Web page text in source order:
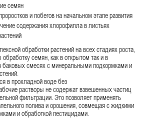
семян
и побегов на начальном этапе развития
содержания хлорофилла в листьях
обработки растений на всех стадиях роста,
семян, как в открытом так и в
баковых смесях с минеральными подкормками и
в прохладной воде без
растворы не содержат взвешенных частиц
фильтрации. Это позволяет применять
полива и орошения, совмещая с жидкими
и обработкой пестицидами.